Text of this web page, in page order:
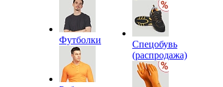
Футболки
Спецобувь
(распродажа)